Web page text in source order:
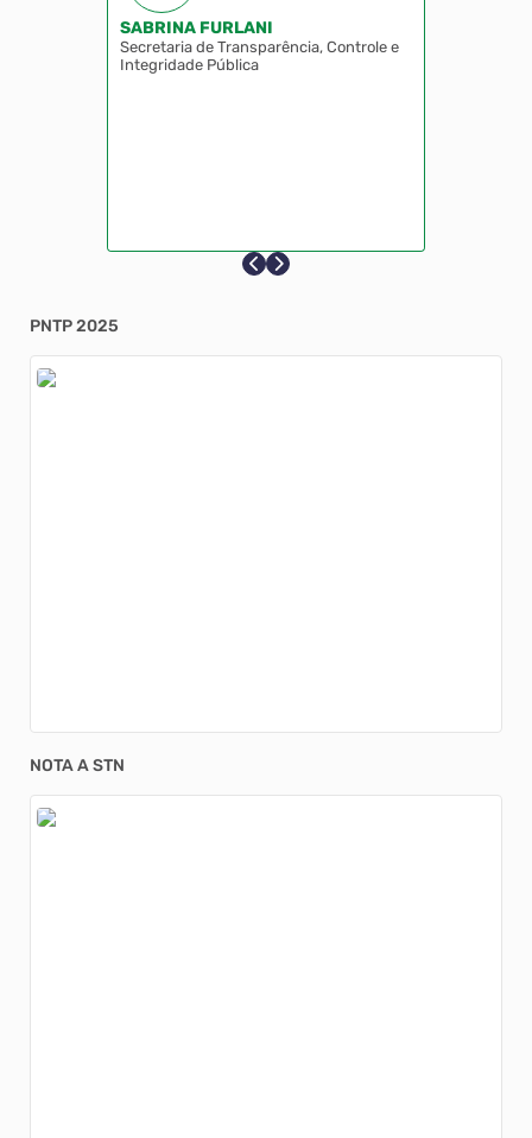
SABRINA FURLANI
Secretaria de Transparência, Controle e
Integridade Pública
PNTP 2025
NOTA A STN